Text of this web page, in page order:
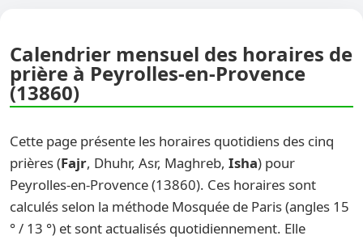
Calendrier mensuel des horaires de
prière à Peyrolles-en-Provence
(13860)
Cette page présente les horaires quotidiens des cinq
prières (Fajr, Dhuhr, Asr, Maghreb, Isha) pour
Peyrolles-en-Provence (13860). Ces horaires sont
calculés selon la méthode Mosquée de Paris (angles 15
° / 13 °) et sont actualisés quotidiennement. Elle